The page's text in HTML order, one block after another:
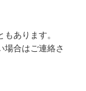
あります。
合はご連絡さ